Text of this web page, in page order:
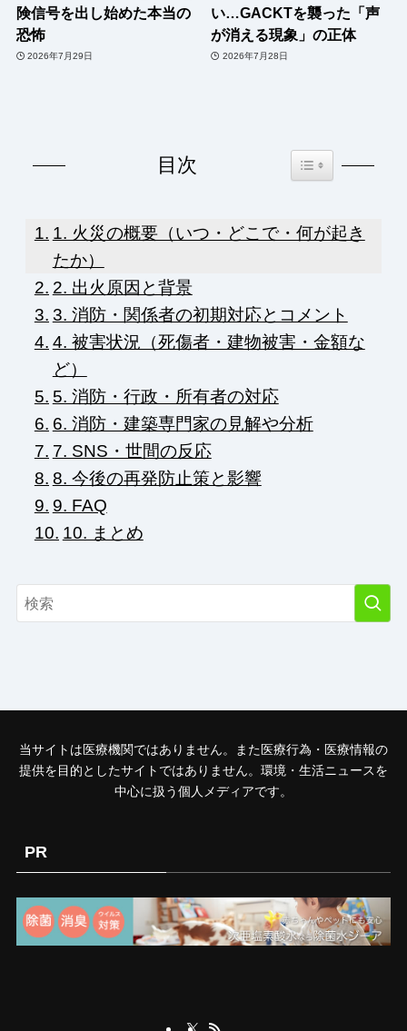
険信号を出し始めた本当の
恐怖
2026年7月29日
い…GACKTを襲った「声
が消える現象」の正体
2026年7月28日
目次 Toggle Table of
1. 火災の概要（いつ・どこで・何が起き
たか）
2. 出火原因と背景
3. 消防・関係者の初期対応とコメント
4. 被害状況（死傷者・建物被害・金額な
ど）
5. 消防・行政・所有者の対応
6. 消防・建築専門家の見解や分析
7. SNS・世間の反応
8. 今後の再発防止策と影響
9. FAQ
10. まとめ
当サイトは医療機関ではありません。また医療行為・医療情報の
提供を目的としたサイトではありません。環境・生活ニュースを
中心に扱う個人メディアです。
PR